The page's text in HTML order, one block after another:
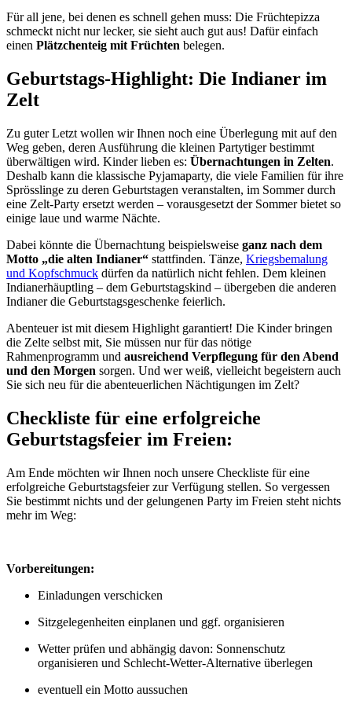
Für all jene, bei denen es schnell gehen muss: Die Früchtepizza
schmeckt nicht nur lecker, sie sieht auch gut aus! Dafür einfach
einen Plätzchenteig mit Früchten belegen.
Geburtstags-Highlight: Die Indianer im
Zelt
Zu guter Letzt wollen wir Ihnen noch eine Überlegung mit auf den
Weg geben, deren Ausführung die kleinen Partytiger bestimmt
überwältigen wird. Kinder lieben es: Übernachtungen in Zelten.
Deshalb kann die klassische Pyjamaparty, die viele Familien für ihre
Sprösslinge zu deren Geburtstagen veranstalten, im Sommer durch
eine Zelt-Party ersetzt werden – vorausgesetzt der Sommer bietet so
einige laue und warme Nächte.
Dabei könnte die Übernachtung beispielsweise ganz nach dem
Motto „die alten Indianer“ stattfinden. Tänze, Kriegsbemalung
und Kopfschmuck dürfen da natürlich nicht fehlen. Dem kleinen
Indianerhäuptling – dem Geburtstagskind – übergeben die anderen
Indianer die Geburtstagsgeschenke feierlich.
Abenteuer ist mit diesem Highlight garantiert! Die Kinder bringen
die Zelte selbst mit, Sie müssen nur für das nötige
Rahmenprogramm und ausreichend Verpflegung für den Abend
und den Morgen sorgen. Und wer weiß, vielleicht begeistern auch
Sie sich neu für die abenteuerlichen Nächtigungen im Zelt?
Checkliste für eine erfolgreiche
Geburtstagsfeier im Freien:
Am Ende möchten wir Ihnen noch unsere Checkliste für eine
erfolgreiche Geburtstagsfeier zur Verfügung stellen. So vergessen
Sie bestimmt nichts und der gelungenen Party im Freien steht nichts
mehr im Weg:
Vorbereitungen:
Einladungen verschicken
Sitzgelegenheiten einplanen und ggf. organisieren
Wetter prüfen und abhängig davon: Sonnenschutz
organisieren und Schlecht-Wetter-Alternative überlegen
eventuell ein Motto aussuchen